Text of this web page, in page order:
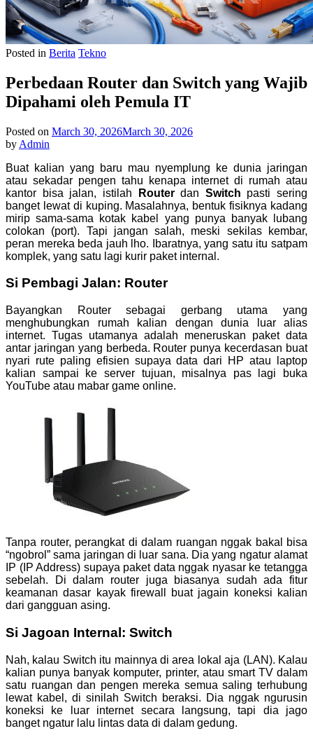
Posted in Berita Tekno
Perbedaan Router dan Switch yang Wajib
Dipahami oleh Pemula IT
Posted on March 30, 2026March 30, 2026
by Admin
Buat kalian yang baru mau nyemplung ke dunia jaringan
atau sekadar pengen tahu kenapa internet di rumah atau
kantor bisa jalan, istilah
Routerdan Switch pasti sering
banget lewat di kuping. Masalahnya, bentuk fisiknya kadang
mirip sama-sama kotak kabel yang punya banyak lubang
colokan (port). Tapi jangan salah, meski sekilas kembar,
peran mereka beda jauh lho. Ibaratnya, yang satu itu satpam
komplek, yang satu lagi kurir paket internal.
Si Pembagi Jalan: Router
Bayangkan Router sebagai gerbang utama yang
menghubungkan rumah kalian dengan dunia luar alias
internet. Tugas utamanya adalah meneruskan paket data
antar jaringan yang berbeda. Router punya kecerdasan buat
nyari rute paling efisien supaya data dari HP atau laptop
kalian sampai ke server tujuan, misalnya pas lagi buka
YouTube atau mabar game online.
Tanpa router, perangkat di dalam ruangan nggak bakal bisa
“ngobrol” sama jaringan di luar sana. Dia yang ngatur alamat
IP (IP Address) supaya paket data nggak nyasar ke tetangga
sebelah. Di dalam router juga biasanya sudah ada fitur
keamanan dasar kayak firewall buat jagain koneksi kalian
dari gangguan asing.
Si Jagoan Internal: Switch
Nah, kalau Switch itu mainnya di area lokal aja (LAN). Kalau
kalian punya banyak komputer, printer, atau smart TV dalam
satu ruangan dan pengen mereka semua saling terhubung
lewat kabel, di sinilah Switch beraksi. Dia nggak ngurusin
koneksi ke luar internet secara langsung, tapi dia jago
banget ngatur lalu lintas data di dalam gedung.